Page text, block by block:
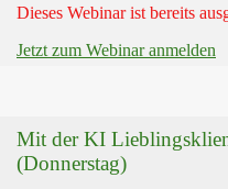
Dieses Webinar ist bereits
Jetzt zum Webinar anmelden
Mit der KI
(Donnerstag)